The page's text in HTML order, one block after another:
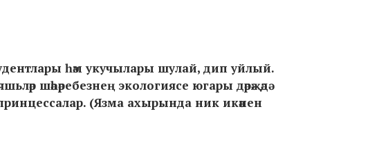
һәм укучылары шулай, дип уйлый.
шәһәребезнең экологиясе югары дәрәҗәдә
(Язма ахырында ник икәнен